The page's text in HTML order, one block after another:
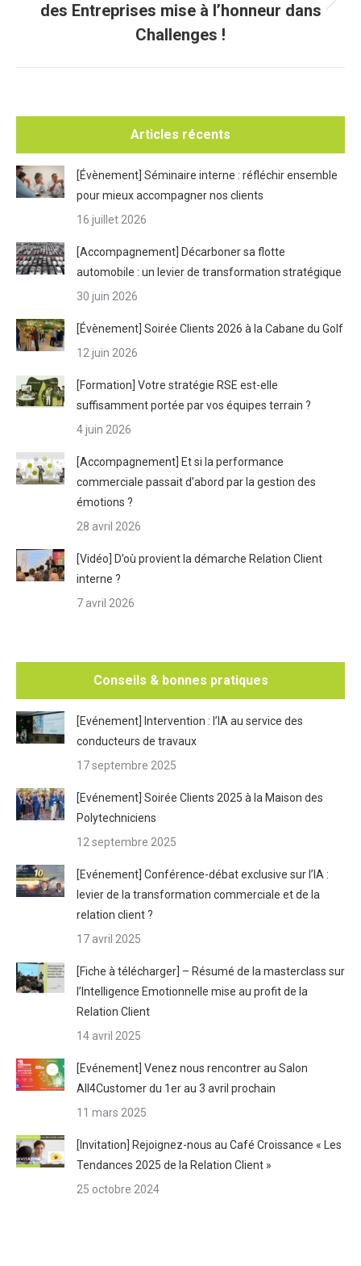
Article
suivant
des Entreprises mise à l’honneur dans
Challenges !
Articles récents
[Évènement] Séminaire interne : réfléchir ensemble
pour mieux accompagner nos clients
16 juillet 2026
[Accompagnement] Décarboner sa flotte
automobile : un levier de transformation stratégique
30 juin 2026
[Évènement] Soirée Clients 2026 à la Cabane du Golf
12 juin 2026
[Formation] Votre stratégie RSE est-elle
suffisamment portée par vos équipes terrain ?
4 juin 2026
[Accompagnement] Et si la performance
commerciale passait d’abord par la gestion des
émotions ?
28 avril 2026
[Vidéo] D’où provient la démarche Relation Client
interne ?
7 avril 2026
Conseils & bonnes pratiques
[Evénement] Intervention : l’IA au service des
conducteurs de travaux
17 septembre 2025
[Evénement] Soirée Clients 2025 à la Maison des
Polytechniciens
12 septembre 2025
[Evénement] Conférence-débat exclusive sur l’IA :
levier de la transformation commerciale et de la
relation client ?
17 avril 2025
[Fiche à télécharger] – Résumé de la masterclass sur
l’Intelligence Emotionnelle mise au profit de la
Relation Client
14 avril 2025
[Evénement] Venez nous rencontrer au Salon
All4Customer du 1er au 3 avril prochain
11 mars 2025
[Invitation] Rejoignez-nous au Café Croissance « Les
Tendances 2025 de la Relation Client »
25 octobre 2024